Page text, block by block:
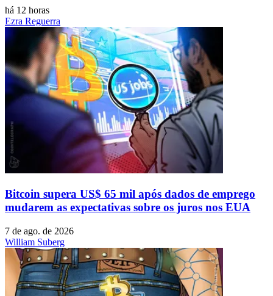
há 12 horas
Ezra Reguerra
Bitcoin supera US$ 65 mil após dados de emprego
mudarem as expectativas sobre os juros nos EUA
7 de ago. de 2026
William Suberg